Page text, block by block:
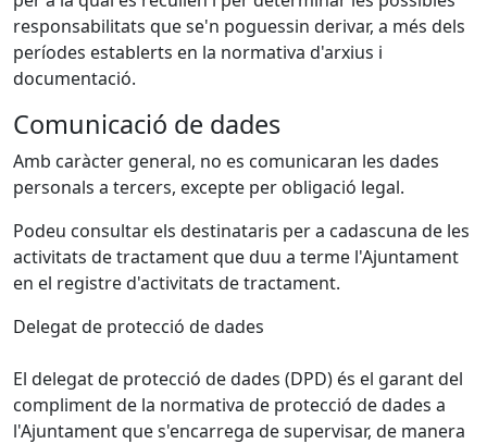
responsabilitats que se'n poguessin derivar, a més dels
períodes establerts en la normativa d'arxius i
documentació.
Comunicació de dades
Amb caràcter general, no es comunicaran les dades
personals a tercers, excepte per obligació legal.
Podeu consultar els destinataris per a cadascuna de les
activitats de tractament que duu a terme l'Ajuntament
en el registre d'activitats de tractament.
Delegat de protecció de dades
El delegat de protecció de dades (DPD) és el garant del
compliment de la normativa de protecció de dades a
l'Ajuntament que s'encarrega de supervisar, de manera